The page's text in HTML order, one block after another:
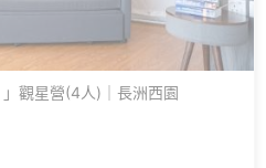
」觀星營(4人)｜長洲西園